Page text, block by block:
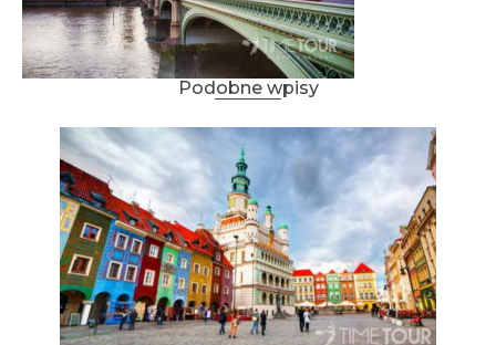
Podobne wpisy